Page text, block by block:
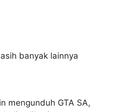
banyak lainnya
mengunduh GTA SA,